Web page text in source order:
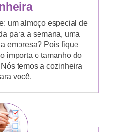
um almoço especial de
para a semana, uma
empresa? Pois fique
importa o tamanho do
temos a cozinheira
você.